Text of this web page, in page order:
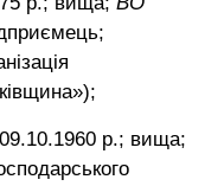
р.; вища;